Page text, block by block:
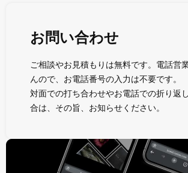
お問い合わせ
ご相談やお見積もりは無料です。電話営
んので、お電話番号の入力は不要です。
対面での打ち合わせやお電話での折り返
合は、その旨、お知らせください。